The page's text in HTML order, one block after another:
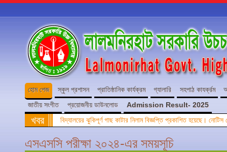
হোম পেজ স্কুল প্রশাসন প্রাতিষ্ঠানিক কার্যক্রম গ্যালারি সহপাঠ কাযর্ক্রম
জাতীয় সংগীত
প্রয়োজনীয় ডাউনলোড Admission Result- 2025
খবর বিদ্যালয়ের ঝুকিপূর্ণ গাছ কাটার নিলাম বিজ্ঞপ্তি প্রকাশিত হয়েছে।
এসএসসি পরীক্ষা ২০২৪-এর সময়সূচি